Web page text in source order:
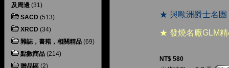
及周邊 (31)
SACD (513)
XRCD (34)
雜誌，書籍，相關精品 (69)
點數商品 (214)
贈品區 (2)
★ 與歐洲爵士名團
★ 發燒名廠GLM
NT$ 580